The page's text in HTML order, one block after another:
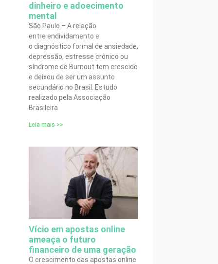
dinheiro e adoecimento
mental
São Paulo – A relação
entre endividamento e
o diagnóstico formal de ansiedade,
depressão, estresse crônico ou
síndrome de Burnout tem crescido
e deixou de ser um assunto
secundário no Brasil. Estudo
realizado pela Associação
Brasileira
Leia mais >>
Vício em apostas online
ameaça o futuro
financeiro de uma geração
O crescimento das apostas online